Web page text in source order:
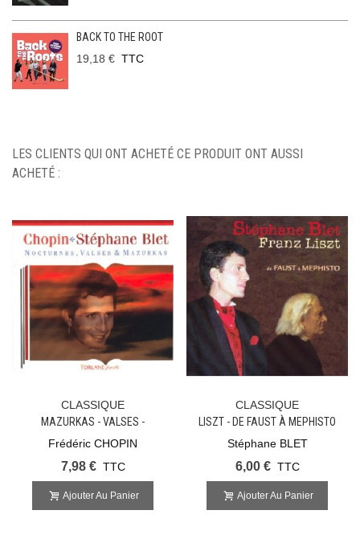
BACK TO THE ROOT
19,18 € TTC
LES CLIENTS QUI ONT ACHETÉ CE PRODUIT ONT AUSSI
ACHETÉ :
CLASSIQUE
MAZURKAS - VALSES -
NOCTURNES
Frédéric CHOPIN
7,98 € TTC
Ajouter Au Panier
CLASSIQUE
LISZT - DE FAUST À MEPHISTO
Stéphane BLET
6,00 € TTC
Ajouter Au Panier